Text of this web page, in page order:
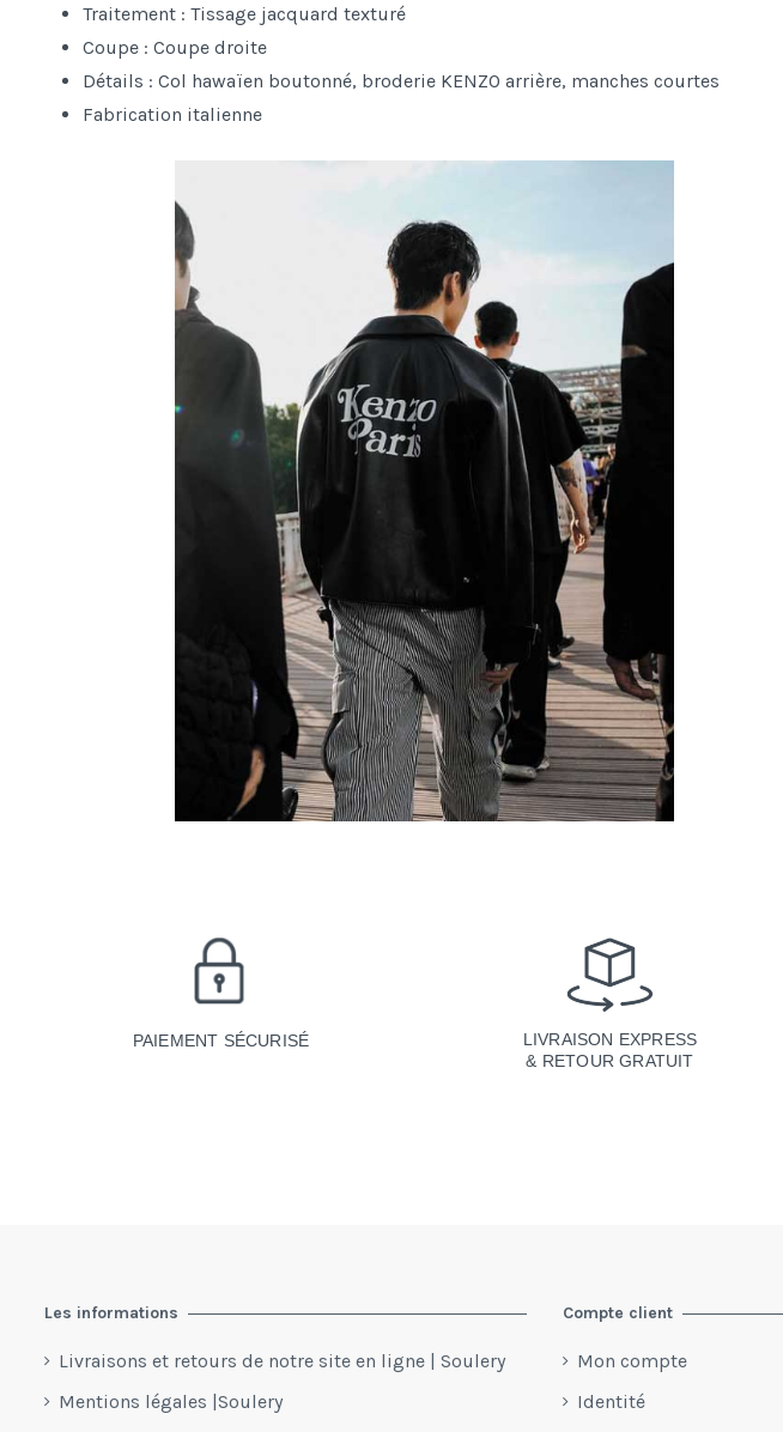
Traitement : Tissage jacquard texturé
Coupe : Coupe droite
Détails : Col hawaïen boutonné, broderie KENZO arrière, manches courtes
Fabrication italienne
PAIEMENT SÉCURISÉ
LIVRAISON EXPRESS
& RETOUR GRATUIT
Les informations
Livraisons et retours de notre site en ligne | Soulery
Mentions légales |Soulery
Compte client
Mon compte
Identité